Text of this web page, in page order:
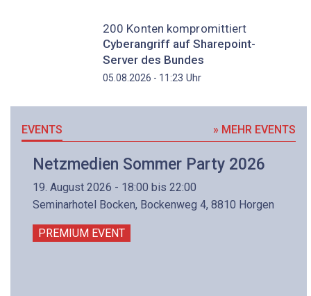
200 Konten kompromittiert
Cyberangriff auf Sharepoint-
Server des Bundes
05.08.2026 - 11:23 Uhr
EVENTS » MEHR EVENTS
Netzmedien Sommer Party 2026
19. August 2026 - 18:00 bis 22:00
Seminarhotel Bocken, Bockenweg 4, 8810 Horgen
PREMIUM EVENT